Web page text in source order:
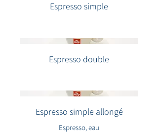
Espresso simple
Espresso double
Espresso simple allongé
Espresso, eau